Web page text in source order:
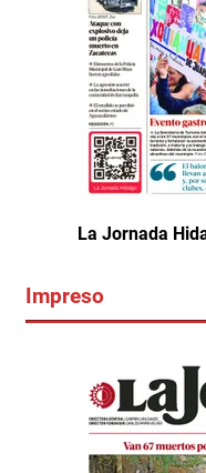
La Jornada
Impreso